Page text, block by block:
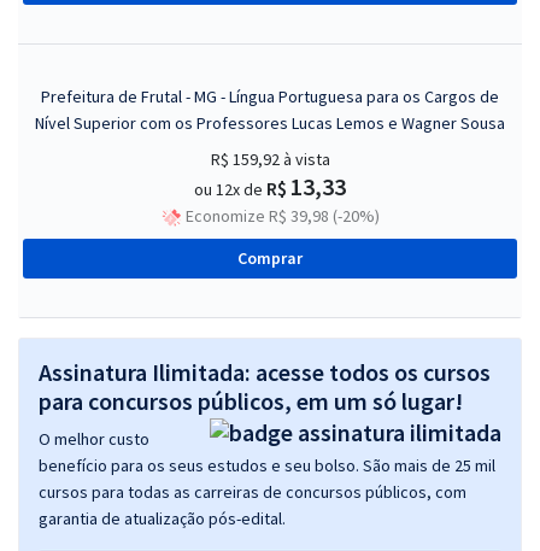
Prefeitura de Frutal - MG - Língua Portuguesa para os Cargos de
Nível Superior com os Professores Lucas Lemos e Wagner Sousa
R$ 159,92à vista
ou 12x de R$ 13,33
Economize R$ 39,98 (-20%)
Comprar
Assinatura Ilimitada: acesse todos os cursos
para concursos públicos, em um só lugar!
O melhor custo
benefício para os seus estudos e seu bolso. São mais de 25 mil
cursos para todas as carreiras de concursos públicos, com
garantia de atualização pós-edital.